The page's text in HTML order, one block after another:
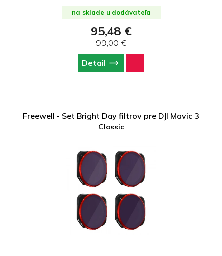
viditeľný na snímkach s výraznejším bodovým svetlom.
na sklade u dodávateľa
95,48 €
99,00 €
Detail
Freewell - Set Bright Day filtrov pre DJI Mavic 3
Classic